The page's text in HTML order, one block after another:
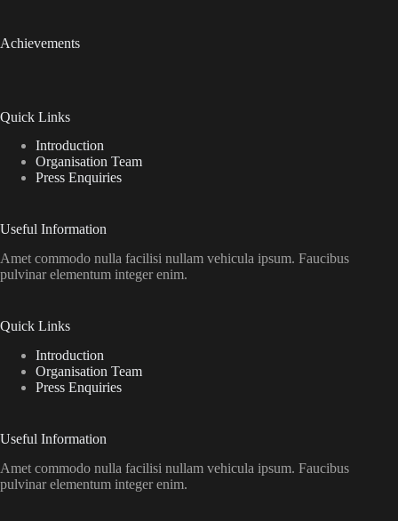
Achievements
Quick Links
Introduction
Organisation Team
Press Enquiries
Useful Information
Amet commodo nulla facilisi nullam vehicula ipsum. Faucibus
pulvinar elementum integer enim.
Quick Links
Introduction
Organisation Team
Press Enquiries
Useful Information
Amet commodo nulla facilisi nullam vehicula ipsum. Faucibus
pulvinar elementum integer enim.